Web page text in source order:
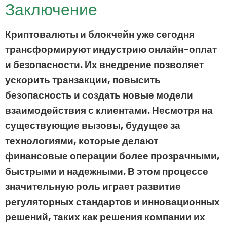
Заключение
Криптовалюты и блокчейн уже сегодня
трансформируют индустрию онлайн-оплат
и безопасности. Их внедрение позволяет
ускорить транзакции, повысить
безопасность и создать новые модели
взаимодействия с клиентами. Несмотря на
существующие вызовы, будущее за
технологиями, которые делают
финансовые операции более прозрачными,
быстрыми и надежными. В этом процессе
значительную роль играет развитие
регуляторных стандартов и инновационных
решений, таких как решения компании их